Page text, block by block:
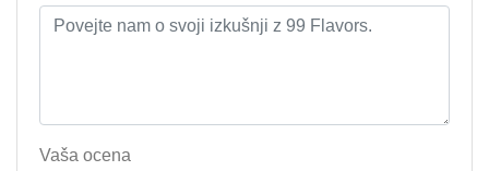
Vaša ocena